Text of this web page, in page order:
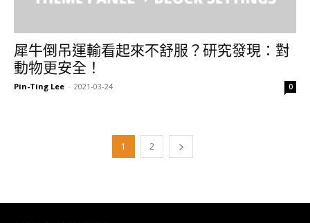
犀牛倒吊運輸看起來不舒服？研究發現：對
動物更安全！
Pin-Ting Lee - 2021-03-24 0
1 2